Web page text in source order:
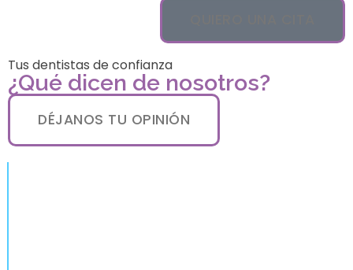
Tus dentistas de confianza
¿Qué dicen de nosotros?
DÉJANOS TU OPINIÓN